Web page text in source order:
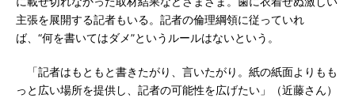
主張を展開する記者もいる。記者の倫理綱領に従っていれ
ば、“何を書いてはダメ”というルールはないという。
「記者はもともと書きたがり、言いたがり。紙の紙面よりもも
っと広い場所を提供し、記者の可能性を広げたい」（近藤さん）